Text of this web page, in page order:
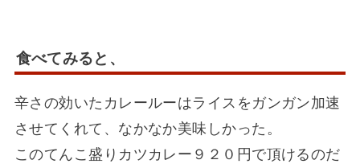
食べてみると、
辛さの効いたカレールーはライスをガンガン加速
させてくれて、なかなか美味しかった。
このてんこ盛りカツカレー９２０円で頂けるのだ